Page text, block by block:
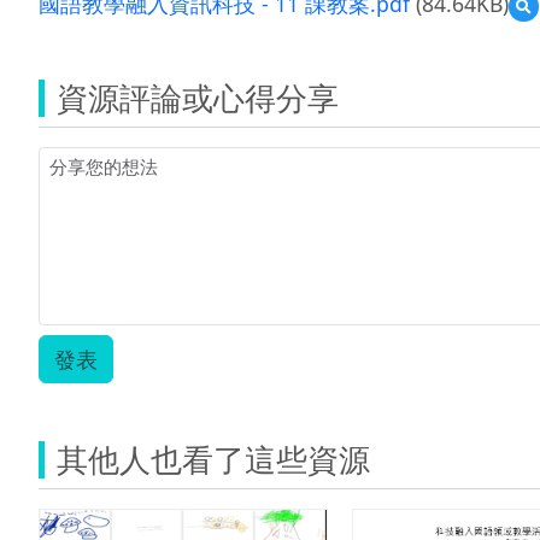
預
覽
資源評論或心得分享
發表
其他人也看了這些資源